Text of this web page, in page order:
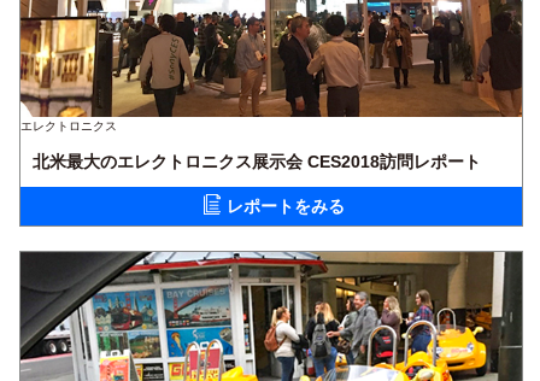
エレクトロニクス
北米最大のエレクトロニクス展示会 CES2018訪問レポート
レポートをみる